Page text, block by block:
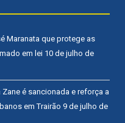
Maranata que protege as
em lei 10 de julho de
é sancionada e reforça a
em Trairão 9 de julho de